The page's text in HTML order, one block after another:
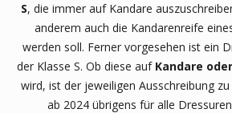
S, die immer auf Kandare
anderem auch die Kandarenreife
werden soll. Ferner vorgesehen ist ein
der Klasse S. Ob diese aufKandare
wird, ist der jeweiligen Ausschreibung
ab 2024 übrigens für alle